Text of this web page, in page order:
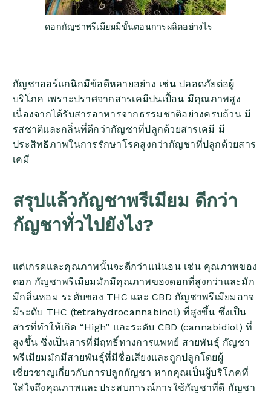
ดอกกัญชาพรีเมียมมีขั้นตอนการผลิตอย่างไร
กัญชาออร์แกนิกมีข้อดีหลายอย่าง เช่น ปลอดภัยต่อผู้
บริโภค เพราะปราศจากสารเคมีปนเปื้อน มีคุณภาพสูง
เนื่องจากได้รับสารอาหารจากธรรมชาติอย่างครบถ้วน มี
รสชาติและกลิ่นที่ดีกว่ากัญชาที่ปลูกด้วยสารเคมี มี
ประสิทธิภาพในการรักษาโรคสูงกว่ากัญชาที่ปลูกด้วยสาร
เคมี
สรุปแล้วกัญชาพรีเมียม ดีกว่า
กัญชาทั่วไปยังไง?
แต่เกรดและคุณภาพนั้นจะดีกว่าแน่นอน เช่น คุณภาพของ
ดอก กัญชาพรีเมียมมักมีคุณภาพของดอกที่สูงกว่าและมัก
มีกลิ่นหอม ระดับของ THC และ CBD กัญชาพรีเมียมอาจ
มีระดับ THC (tetrahydrocannabinol) ที่สูงขึ้น ซึ่งเป็น
สารที่ทำให้เกิด “High” และระดับ CBD (cannabidiol) ที่
สูงขึ้น ซึ่งเป็นสารที่มีฤทธิ์ทางการแพทย์ สายพันธุ์ กัญชา
พรีเมียมมักมีสายพันธุ์ที่มีชื่อเสียงและถูกปลูกโดยผู้
เชี่ยวชาญเกี่ยวกับการปลูกกัญชา หากคุณเป็นผู้บริโภคที่
ใส่ใจถึงคุณภาพและประสบการณ์การใช้กัญชาที่ดี กัญชา